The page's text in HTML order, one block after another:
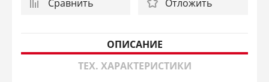
Сравнить Отложить
ОПИСАНИЕ
ТЕХ. ХАРАКТЕРИСТИКИ